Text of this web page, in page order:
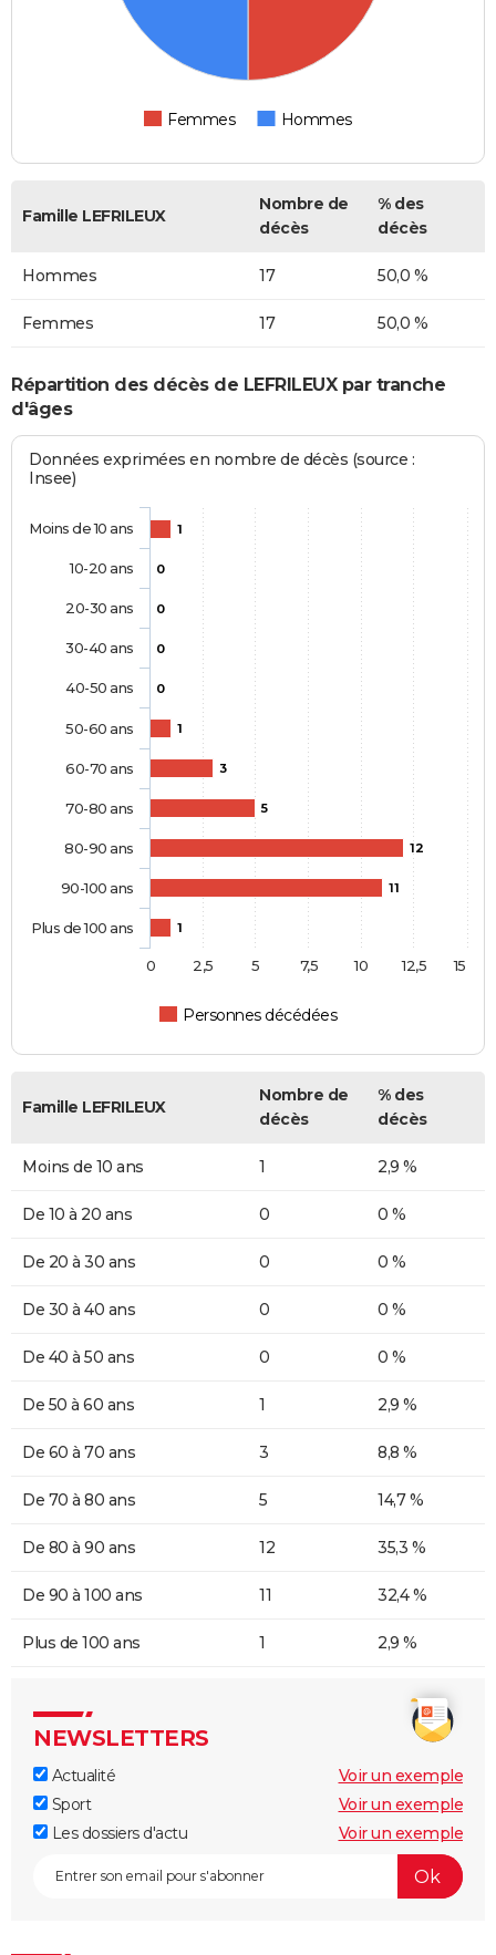
Femmes Hommes
Famille LEFRILEUX
Nombre de
décès
% des
décès
Hommes 17 50,0 %
Femmes 17 50,0 %
Répartition des décès de LEFRILEUX par tranche
d'âges
Données exprimées en nombre de décès (source :
Insee)
1
0
0
0
0
1
3
5
12
11
1
Personnes décédées
Moins de 10 ans
10-20 ans
20-30 ans
30-40 ans
40-50 ans
50-60 ans
60-70 ans
70-80 ans
80-90 ans
90-100 ans
Plus de 100 ans
0 2,5 5 7,5 10 12,5 15
Famille LEFRILEUX
Nombre de
décès
% des
décès
Moins de 10 ans 1 2,9 %
De 10 à 20 ans 0 0 %
De 20 à 30 ans 0 0 %
De 30 à 40 ans 0 0 %
De 40 à 50 ans 0 0 %
De 50 à 60 ans 1 2,9 %
De 60 à 70 ans 3 8,8 %
De 70 à 80 ans 5 14,7 %
De 80 à 90 ans 12 35,3 %
De 90 à 100 ans 11 32,4 %
Plus de 100 ans 1 2,9 %
NEWSLETTERS
Actualité
Voir un exemple
Sport
Voir un exemple
Les dossiers d'actu
Voir un exemple